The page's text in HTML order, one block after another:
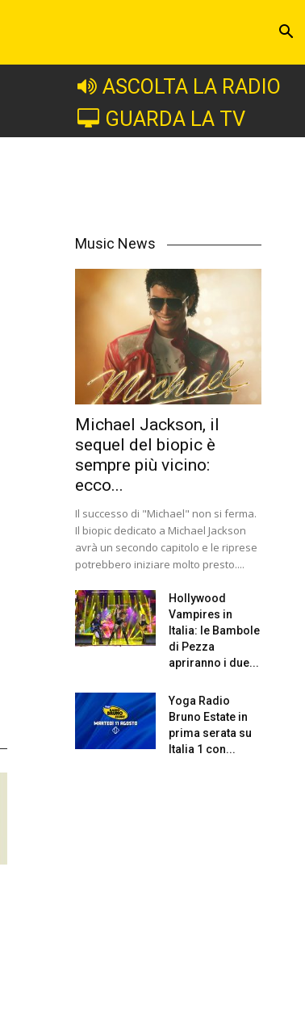
ASCOLTA LA RADIO
GUARDA LA TV
Music News
Michael Jackson, il
sequel del biopic è
sempre più vicino:
ecco...
Il successo di "Michael" non si ferma.
Il biopic dedicato a Michael Jackson
avrà un secondo capitolo e le riprese
potrebbero iniziare molto presto....
Hollywood
Vampires in
Italia: le Bambole
di Pezza
apriranno i due...
Yoga Radio
Bruno Estate in
prima serata su
Italia 1 con...